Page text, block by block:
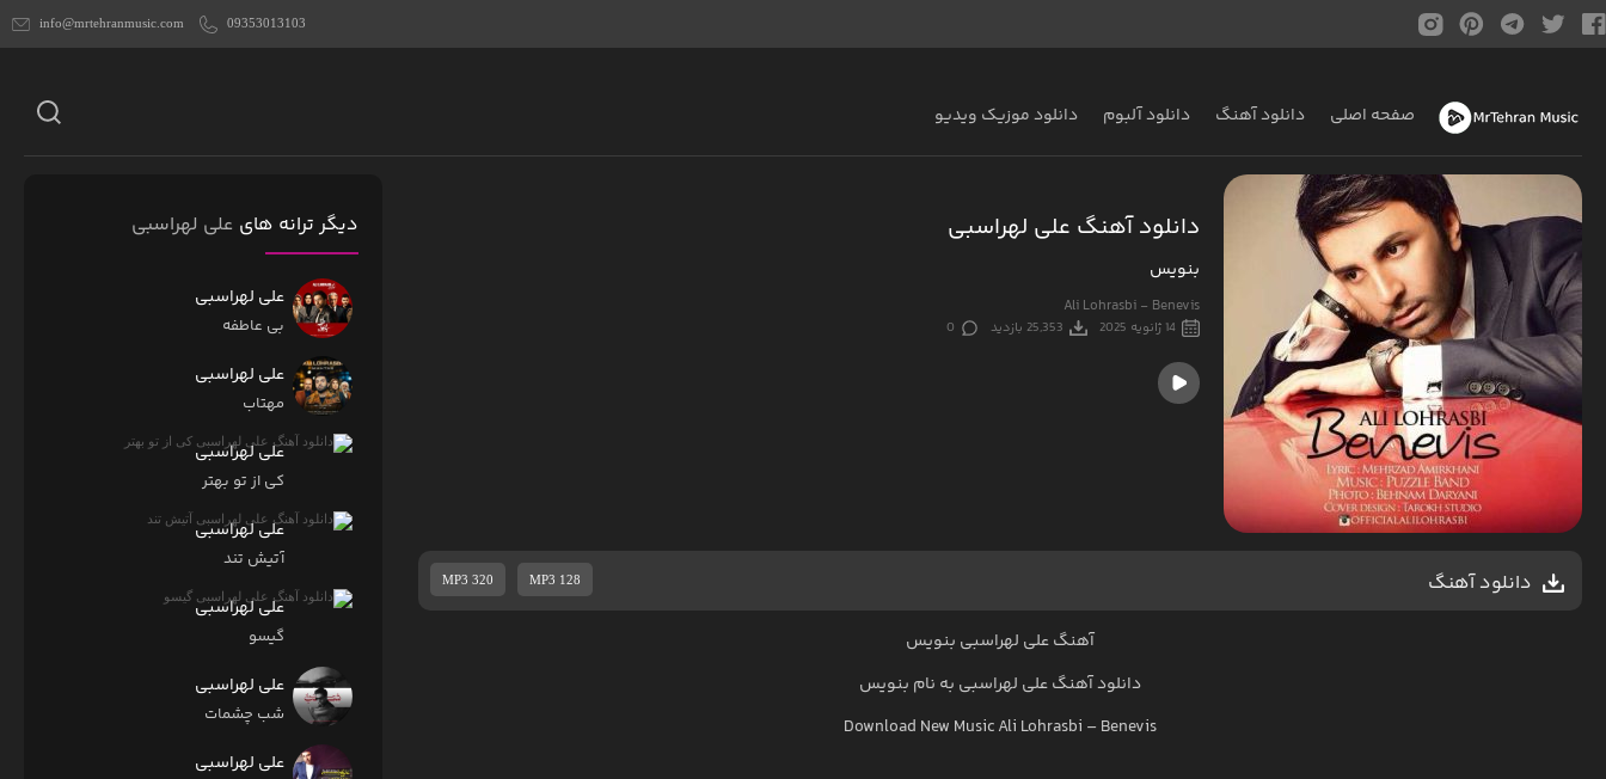
info@mrtehranmusic.com 09353013103
صفحه اصلی دانلود آهنگ دانلود آلبوم دانلود موزیک ویدیو
دانلود آهنگ علی لهراسبی
بنویس
Ali Lohrasbi - Benevis
14 ژانویه 2025 25,353 بازدید 0
دانلود آهنگ MP3 320 MP3 128
آهنگ علی لهراسبی بنویس
دانلود آهنگعلی لهراسبی به نام بنویس
Download New MusicAli Lohrasbi – Benevis
دیگر ترانه های علی لهراسبی
علی لهراسبی
بی عاطفه
علی لهراسبی
مهتاب
علی لهراسبی
کی از تو ‌بهتر
علی لهراسبی
آتیش تند
علی لهراسبی
گیسو
علی لهراسبی
شب چشمات
علی لهراسبی